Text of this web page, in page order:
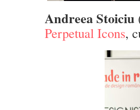
Andreea Stoiciu
Perpetual Icons,